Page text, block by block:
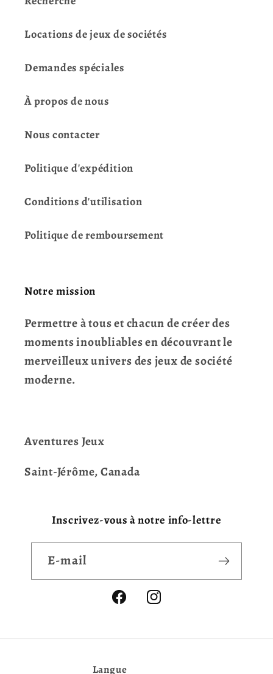
Locations de jeux de sociétés
Demandes spéciales
À propos de nous
Nous contacter
Politique d'expédition
Conditions d'utilisation
Politique de remboursement
Notre mission
Permettre à tous et chacun de créer des
moments inoubliables en découvrant le
merveilleux univers des jeux de société
moderne.
Aventures Jeux
Saint-Jérôme, Canada
Inscrivez-vous à notre info-lettre
E-mail
FacebookInstagram
Langue